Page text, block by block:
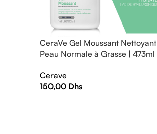
CeraVe Gel Moussant Nettoyant
Peau Normale à Grasse | 473ml
Cerave
150,00 Dhs